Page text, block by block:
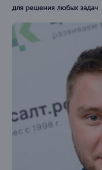
для решения любых задач